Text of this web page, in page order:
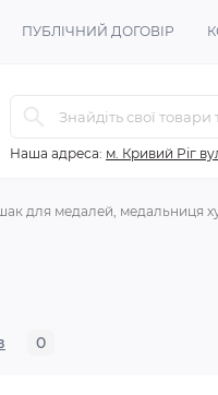
ПУБЛІЧНИЙ ДОГОВІР
Наша адреса: м. Кривий Ріг
для медалей, медальниця
0